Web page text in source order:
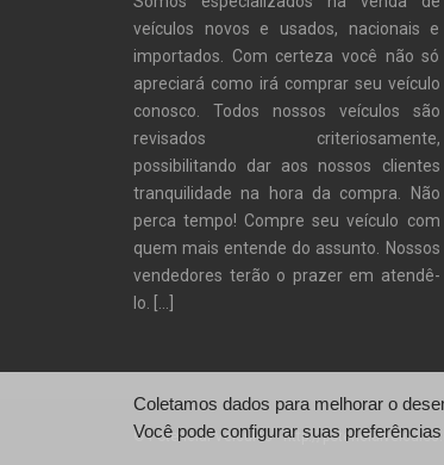
veículos novos e usados, nacionais e
importados. Com certeza você não só
apreciará como irá comprar seu veículo
conosco. Todos nossos veículos são
revisados criteriosamente,
possibilitando dar aos nossos clientes
tranquilidade na hora da compra. Não
perca tempo! Compre seu veículo com
quem mais entende do assunto. Nossos
vendedores terão o prazer em atendê-
lo.
© Potencial Veículos - http://
Coletamos dados para melhorar o
Você pode configurar suas